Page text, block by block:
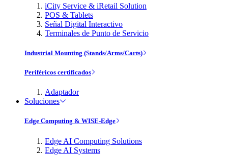
iCity Service & iRetail Solution
POS & Tablets
Señal Digital Interactivo
Terminales de Punto de Servicio
Industrial Mounting (Stands/Arms/Carts)
Periféricos certificados
Adaptador
Soluciones
Edge Computing & WISE-Edge
Edge AI Computing Solutions
Edge AI Systems